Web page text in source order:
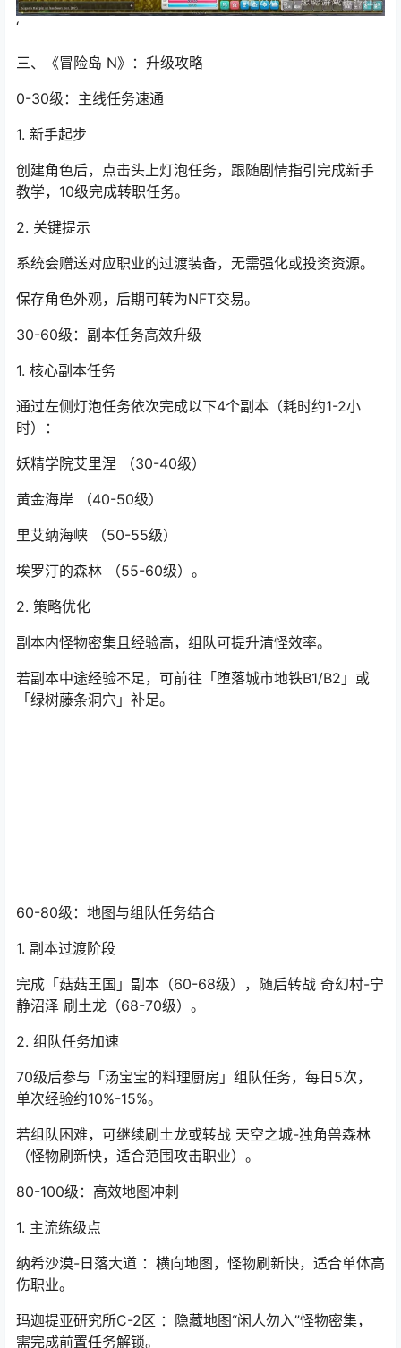
‘
三、《冒险岛 N》：升级攻略
0-30级：主线任务速通
1. 新手起步
创建角色后，点击头上灯泡任务，跟随剧情指引完成新手
教学，10级完成转职任务。
2. 关键提示
系统会赠送对应职业的过渡装备，无需强化或投资资源。
保存角色外观，后期可转为NFT交易。
30-60级： 副本任务高效升级
1. 核心副本任务
通过左侧灯泡任务依次完成以下4个副本（耗时约1-2小
时）：
妖精学院艾里涅 （30-40级）
黄金海岸 （40-50级）
里艾纳海峡 （50-55级）
埃罗汀的森林 （55-60级）。
2. 策略优化
副本内怪物密集且经验高，组队可提升清怪效率。
若副本中途经验不足，可前往「堕落城市地铁B1/B2」或
「绿树藤条洞穴」补足。
1. 副本过渡阶段
完成「菇菇王国」副本（60-68级），随后转战 奇幻村-宁
2. 组队任务加速
70级后参与「汤宝宝的料理厨房」组队任务，每日5次，
单次经验约10%-15%。
若组队困难，可继续刷土龙或转战 天空之城-独角兽森林
1. 主流练级点
纳希沙漠-日落大道 ：横向地图，怪物刷新快，适合单体高
伤职业。